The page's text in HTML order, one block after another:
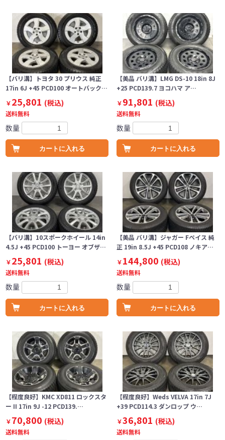
【バリ溝】トヨタ 30 プリウス 純正
17in 6J +45 PCD100 オートバック…
￥25,801 (税込)
送料無料
数量
カートに入れる
【美品 バリ溝】LMG DS-10 18in 8J
+25 PCD139.7 ヨコハマ ア…
￥91,801 (税込)
送料無料
数量
カートに入れる
【バリ溝】10スポークホイール 14in
4.5J +45 PCD100 トーヨー オブザ…
￥25,801 (税込)
送料無料
数量
カートに入れる
【美品 バリ溝】ジャガー Fペイス 純
正 19in 8.5J +45 PCD108 ノキア…
￥144,800 (税込)
送料無料
数量
カートに入れる
【程度良好】KMC XD811 ロックスタ
ー II 17in 9J -12 PCD139.…
￥70,800 (税込)
送料無料
【程度良好】Weds VELVA 17in 7J
+39 PCD114.3 ダンロップ ウ…
￥36,801 (税込)
送料無料